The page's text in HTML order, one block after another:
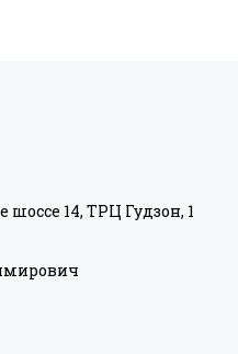
шоссе 14, ТРЦ Гудзон, 1